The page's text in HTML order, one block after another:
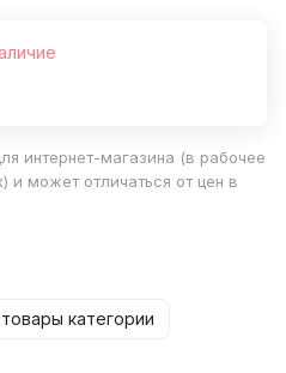
интернет-магазина (в рабочее
и может отличаться от цен в
категории